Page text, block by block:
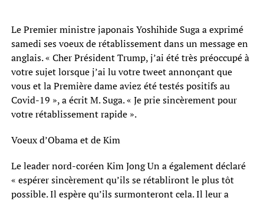
Le Premier ministre japonais Yoshihide Suga a exprimé
samedi ses voeux de rétablissement dans un message en
anglais. « Cher Président Trump, j’ai été très préoccupé à
votre sujet lorsque j’ai lu votre tweet annonçant que
vous et la Première dame aviez été testés positifs au
Covid-19 », a écrit M. Suga. « Je prie sincèrement pour
votre rétablissement rapide ».
Voeux d’Obama et de Kim
Le leader nord-coréen Kim Jong Un a également déclaré
« espérer sincèrement qu’ils se rétabliront le plus tôt
possible. Il espère qu’ils surmonteront cela. Il leur a